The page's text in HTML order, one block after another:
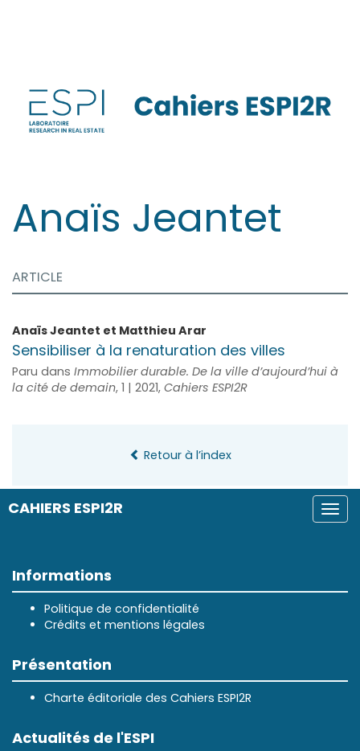
contenu
CAHIERS ESPI2R
Anaïs Jeantet
ARTICLE
AnaïsJeantet et Matthieu Arar
Sensibiliser à la renaturation des villes
Paru dans Immobilier durable. De la ville d’aujourd’hui à
la cité de demain, 1 | 2021, Cahiers ESPI2R
Retour à l’index
Informations
Politique de confidentialité
Crédits et mentions légales
Présentation
Charte éditoriale des Cahiers ESPI2R
Actualités de l'ESPI